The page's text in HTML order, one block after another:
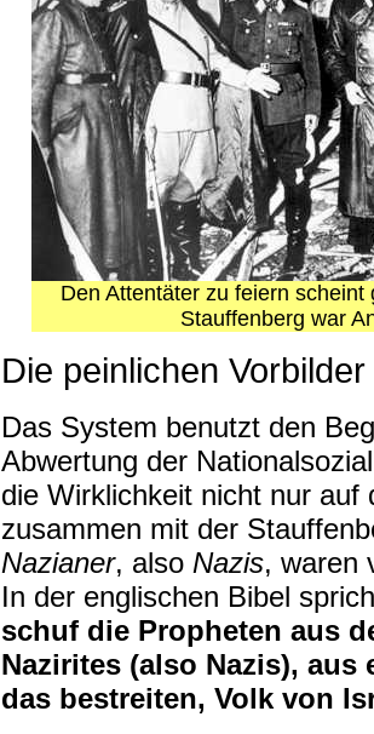
Den Attentäter zu feiern
Stauffenberg war
Die peinlichen
Das System benutzt den
Abwertung der
die Wirklichkeit nicht nur
zusammen mit der
Nazianer, also Nazis, waren
In der englischen Bibel
schuf die Propheten aus
Nazirites (also Nazis),
das bestreiten, Volk von